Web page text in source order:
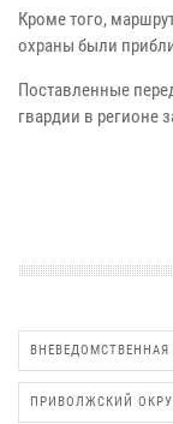
Кроме того,
охраны были
Поставленные
гвардии в
ВНЕВЕДОМСТВЕННАЯ
ПРИВОЛЖСКИЙ